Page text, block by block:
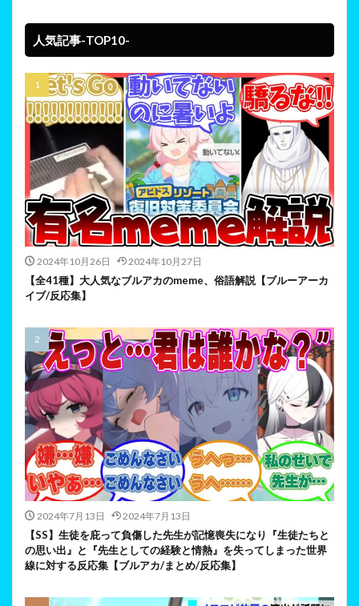
人気記事-TOP10-
2024年10月26日 2024年10月27日
【全41種】大人気なブルアカのmeme、俗語解説【ブルーアーカ
イブ/反応集】
2024年7月13日 2024年7月13日
【SS】生徒を庇って負傷した先生が記憶喪失になり『生徒たちと
の思い出』と『先生としての経験と情熱』を失ってしまった世界
線に対する反応集【ブルアカ/まとめ/反応集】